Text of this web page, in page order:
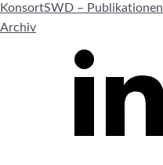
KonsortSWD – Publikationen
Archiv